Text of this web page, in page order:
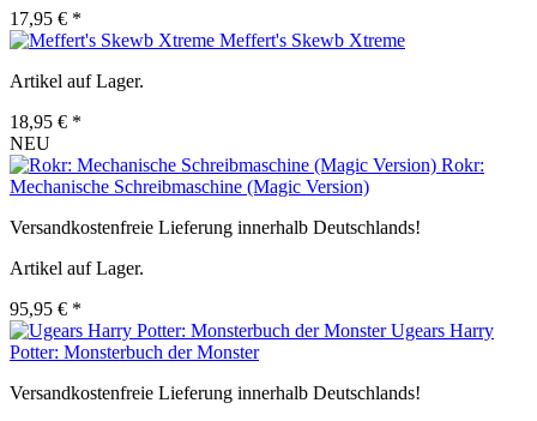
17,95 € *
Meffert's Skewb Xtreme
Artikel auf Lager.
18,95 € *
NEU
Rokr:
Mechanische Schreibmaschine (Magic Version)
Versandkostenfreie Lieferung innerhalb Deutschlands!
Artikel auf Lager.
95,95 € *
Ugears Harry
Potter: Monsterbuch der Monster
Versandkostenfreie Lieferung innerhalb Deutschlands!